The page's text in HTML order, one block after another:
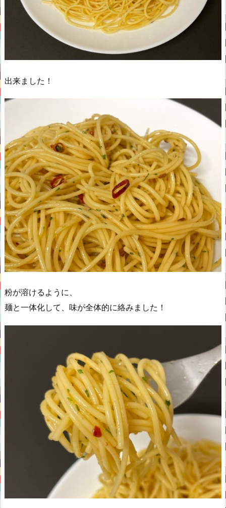
出来ました！
粉が溶けるように、
麺と一体化して、味が全体的に絡みました！